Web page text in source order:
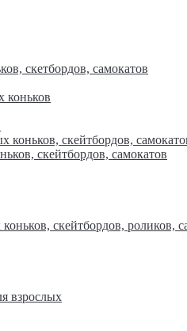
скетбордов, самокатов
коньков
скейтбордов,
скейтбордов, самокатов
скейтбордов, роликов,
взрослых